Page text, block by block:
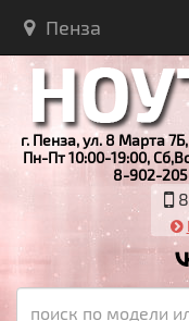
Пенза
г. Пенза, ул. 8 Марта
Пн-Пт 10:00-19:00,
8-902-
8